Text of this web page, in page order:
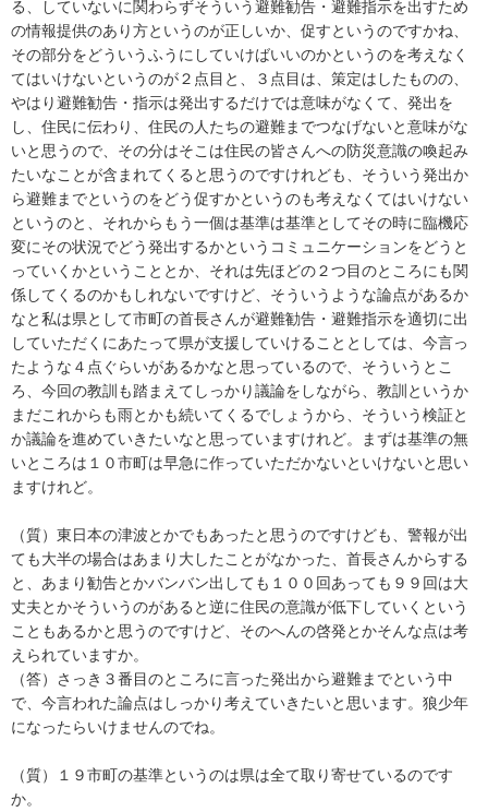
る、していないに関わらずそういう避難勧告・避難指示を出すため
の情報提供のあり方というのが正しいか、促すというのですかね、
その部分をどういうふうにしていけばいいのかというのを考えなく
てはいけないというのが２点目と、３点目は、策定はしたものの、
やはり避難勧告・指示は発出するだけでは意味がなくて、発出を
し、住民に伝わり、住民の人たちの避難までつなげないと意味がな
いと思うので、その分はそこは住民の皆さんへの防災意識の喚起み
たいなことが含まれてくると思うのですけれども、そういう発出か
ら避難までというのをどう促すかというのも考えなくてはいけない
というのと、それからもう一個は基準は基準としてその時に臨機応
変にその状況でどう発出するかというコミュニケーションをどうと
っていくかということとか、それは先ほどの２つ目のところにも関
係してくるのかもしれないですけど、そういうような論点があるか
なと私は県として市町の首長さんが避難勧告・避難指示を適切に出
していただくにあたって県が支援していけることとしては、今言っ
たような４点ぐらいがあるかなと思っているので、そういうとこ
ろ、今回の教訓も踏まえてしっかり議論をしながら、教訓というか
まだこれからも雨とかも続いてくるでしょうから、そういう検証と
か議論を進めていきたいなと思っていますけれど。まずは基準の無
いところは１０市町は早急に作っていただかないといけないと思い
ますけれど。
（質）東日本の津波とかでもあったと思うのですけども、警報が出
ても大半の場合はあまり大したことがなかった、首長さんからする
と、あまり勧告とかバンバン出しても１００回あっても９９回は大
丈夫とかそういうのがあると逆に住民の意識が低下していくという
こともあるかと思うのですけど、そのへんの啓発とかそんな点は考
えられていますか。
（答）さっき３番目のところに言った発出から避難までという中
で、今言われた論点はしっかり考えていきたいと思います。狼少年
になったらいけませんのでね。
（質）１９市町の基準というのは県は全て取り寄せているのです
か。